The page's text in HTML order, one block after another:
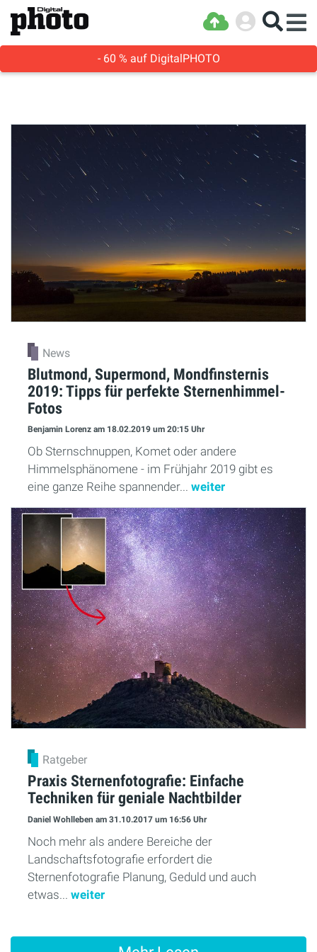
- 60 % auf DigitalPHOTO
News
Blutmond, Supermond, Mondfinsternis
2019: Tipps für perfekte Sternenhimmel-
Fotos
Benjamin Lorenz am 18.02.2019 um 20:15 Uhr
Ob Sternschnuppen, Komet oder andere
Himmelsphänomene - im Frühjahr 2019 gibt es
eine ganze Reihe spannender... weiter
Ratgeber
Praxis Sternenfotografie: Einfache
Techniken für geniale Nachtbilder
Daniel Wohlleben am 31.10.2017 um 16:56 Uhr
Noch mehr als andere Bereiche der
Landschaftsfotografie erfordert die
Sternenfotografie Planung, Geduld und auch
etwas... weiter